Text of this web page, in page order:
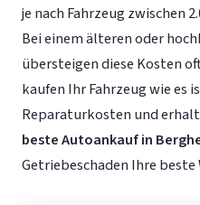
je nach Fahrzeug zwischen
Bei einem älteren oder
übersteigen diese Kosten
kaufen Ihr Fahrzeug wie es
Reparaturkosten und
beste Autoankauf in
Getriebeschaden Ihre beste